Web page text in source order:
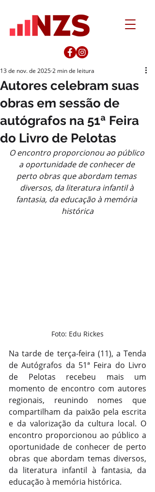
Autores celebram suas
obras em sessão de
autógrafos na 51ª Feira
do Livro de Pelotas
13 de nov. de 20252 min de leitura
O encontro proporcionou ao público
a oportunidade de conhecer de
perto obras que abordam temas
diversos, da literatura infantil à
fantasia, da educação à memória
histórica
Foto: Edu Rickes
Na tarde de terça-feira (11), a Tenda
de Autógrafos da 51ª Feira do Livro
de Pelotas recebeu mais um
momento de encontro com autores
regionais, reunindo nomes que
compartilham da paixão pela escrita
e da valorização da cultura local. O
encontro proporcionou ao público a
oportunidade de conhecer de perto
obras que abordam temas diversos,
da literatura infantil à fantasia, da
educação à memória histórica.